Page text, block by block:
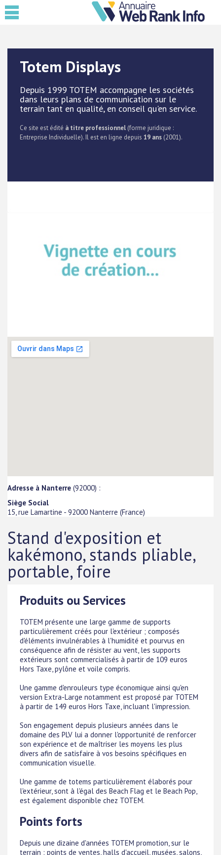
Totem Displays
Depuis 1999 TOTEM accompagne les sociétés
dans leurs plans de communication sur le
terrain tant en qualité, en conseil qu'en service.
Ce site est édité à titre professionnel (forme juridique :
Entreprise Individuelle). Il est en ligne depuis 19 ans (2001).
Adresse à Nanterre (92000) :
Siège Social
15, rue Lamartine - 92000 Nanterre (France)
Stand d'exposition et
kakémono, stands pliable,
portable, foire
Produits ou Services
TOTEM présente une large gamme de supports
particulièrement créés pour l'extérieur ; composés
d'éléments invulnérables à l'humidité et pourvus en
conséquence afin de résister au vent, les supports
extérieurs sont commercialisés à partir de 109 euros
Hors Taxe, pylône et voile compris.
Une gamme d'enrouleurs type économique ainsi qu'en
version Extra-Large notamment est proposé par TOTEM
à partir de 149 euros Hors Taxe, incluant l'impression.
Son engagement depuis plusieurs années dans le
domaine des PLV lui a donner l'opportunité de renforcer
son expérience et de maîtriser les moyens les plus
divers afin de satisfaire à vos besoins spécifiques en
communication visuelle.
Une gamme de totems particulièrement élaborés pour
l'extérieur, sont à l'égal des Beach Flag et le Beach Pop,
est également disponible chez TOTEM.
Points forts
Depuis une dizaine d'années TOTEM promotion, sur le
terrain : points de ventes, halls d'accueil, musées, salons,